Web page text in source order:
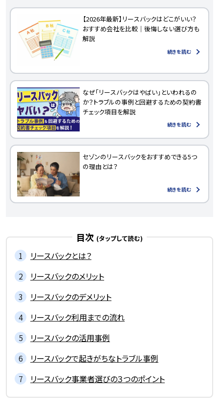
【2026年最新】リースバックはどこがいい？
おすすめ会社を比較｜後悔しない選び方も
解説
続きを読む
なぜ「リースバックはやばい」といわれるの
か？トラブルの事例と回避するための契約書
チェック項目を解説
続きを読む
セゾンのリースバックをおすすめできる5つ
の理由とは？
続きを読む
目次
リースバックとは？
リースバックのメリット
リースバックのデメリット
リースバック利用までの流れ
リースバックの活用事例
リースバックで起きがちなトラブル事例
リースバック事業者選びの３つのポイント